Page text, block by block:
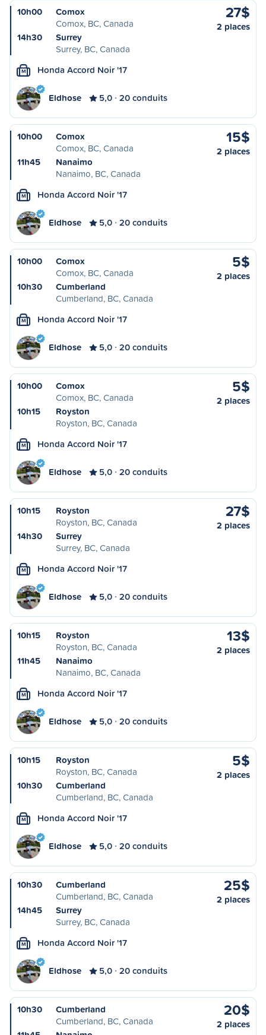
10h00
Comox
Comox, BC, Canada
14h30
Surrey
Surrey, BC, Canada
27$
2 places
M Honda Accord Noir '17
Eldhose 5,0 20 conduits
10h00
Comox
Comox, BC, Canada
11h45
Nanaimo
Nanaimo, BC, Canada
15$
2 places
M Honda Accord Noir '17
Eldhose 5,0 20 conduits
10h00
Comox
Comox, BC, Canada
10h30
Cumberland
Cumberland, BC, Canada
5$
2 places
M Honda Accord Noir '17
Eldhose 5,0 20 conduits
10h00
Comox
Comox, BC, Canada
10h15
Royston
Royston, BC, Canada
5$
2 places
M Honda Accord Noir '17
Eldhose 5,0 20 conduits
10h15
Royston
Royston, BC, Canada
14h30
Surrey
Surrey, BC, Canada
27$
2 places
M Honda Accord Noir '17
Eldhose 5,0 20 conduits
10h15
Royston
Royston, BC, Canada
11h45
Nanaimo
Nanaimo, BC, Canada
13$
2 places
M Honda Accord Noir '17
Eldhose 5,0 20 conduits
10h15
Royston
Royston, BC, Canada
10h30
Cumberland
Cumberland, BC, Canada
5$
2 places
M Honda Accord Noir '17
Eldhose 5,0 20 conduits
10h30
Cumberland
Cumberland, BC, Canada
14h45
Surrey
Surrey, BC, Canada
25$
2 places
M Honda Accord Noir '17
Eldhose 5,0 20 conduits
10h30
Cumberland
Cumberland, BC, Canada
20$
2 places